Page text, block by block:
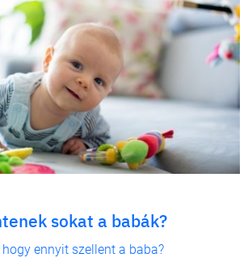
sokat a babák?
ennyit szellent a baba?